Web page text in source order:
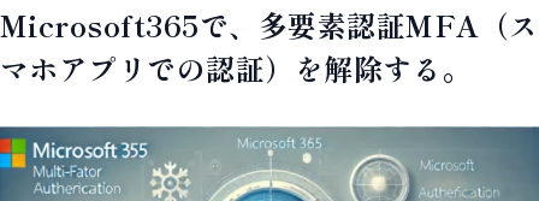
Microsoft365で、多要素認証MFA（ス
マホアプリでの認証）を解除する。